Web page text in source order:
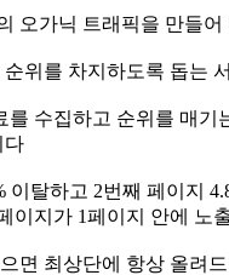
오가닉 트래픽을 만들어
위를 차지하도록 돕는
수집하고 순위를 매
다
탈하고 2번째 페이지
이지가 1페이지 안에 노
면 최상단에 항상 올려